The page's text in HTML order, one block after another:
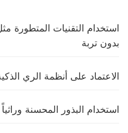
استخدام التقنيات المتطورة
بدون تربة
الاعتماد على أنظمة الري
استخدام البذور المحسنة